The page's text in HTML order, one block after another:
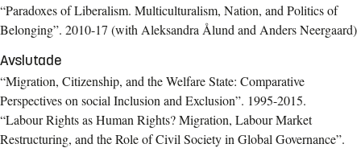
“Paradoxes of Liberalism. Multiculturalism, Nation, and Politics of
Belonging”. 2010-17 (with Aleksandra Ålund and Anders Neergaard)
Avslutade
“Migration, Citizenship, and the Welfare State: Comparative
Perspectives on social Inclusion and Exclusion”. 1995-2015.
“Labour Rights as Human Rights? Migration, Labour Market
Restructuring, and the Role of Civil Society in Global Governance”.